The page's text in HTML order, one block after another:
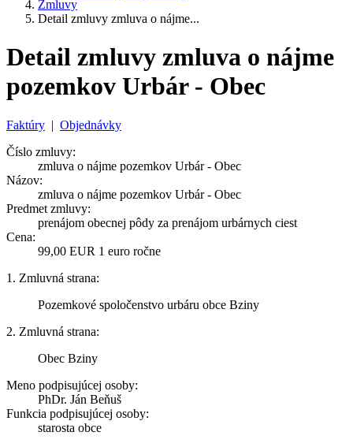
Zmluvy
Detail zmluvy zmluva o nájme...
Detail zmluvy zmluva o nájme
pozemkov Urbár - Obec
Faktúry | Objednávky
Číslo zmluvy:
zmluva o nájme pozemkov Urbár - Obec
Názov:
zmluva o nájme pozemkov Urbár - Obec
Predmet zmluvy:
prenájom obecnej pôdy za prenájom urbárnych ciest
Cena:
99,00 EUR 1 euro ročne
1. Zmluvná strana:
Pozemkové spoločenstvo urbáru obce Bziny
2. Zmluvná strana:
Obec Bziny
Meno podpisujúcej osoby:
PhDr. Ján Beňuš
Funkcia podpisujúcej osoby:
starosta obce